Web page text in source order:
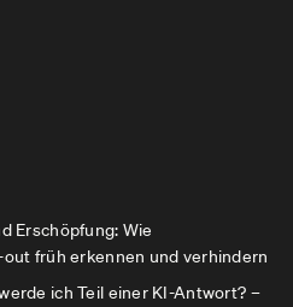
Erschöpfung: Wie
früh erkennen und verhindern
ich Teil einer KI-Antwort? –